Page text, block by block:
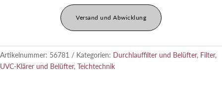
Versand und Abwicklung
Artikelnummer: 56781 Kategorien: Durchlauffilter und Belüfter, Filter,
UVC-Klärer und Belüfter, Teichtechnik